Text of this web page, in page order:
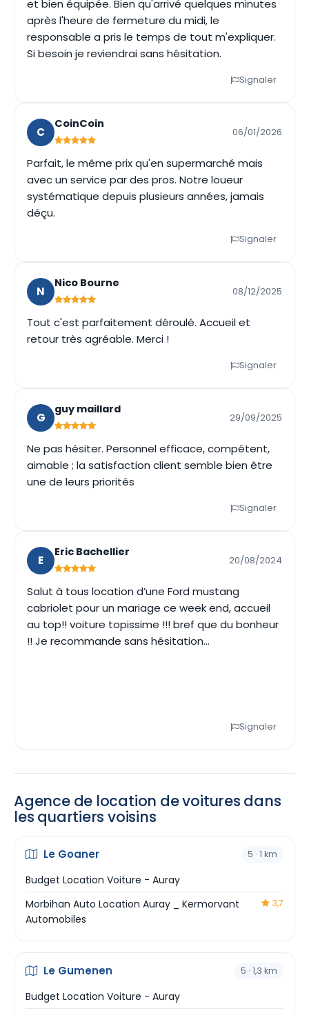
et bien équipée. Bien qu'arrivé quelques minutes
après l'heure de fermeture du midi, le
responsable a pris le temps de tout m'expliquer.
Si besoin je reviendrai sans hésitation.
Signaler
C
CoinCoin
06/01/2026
Parfait, le même prix qu'en supermarché mais
avec un service par des pros. Notre loueur
systématique depuis plusieurs années, jamais
déçu.
Signaler
N
Nico Bourne
08/12/2025
Tout c'est parfaitement déroulé. Accueil et
retour très agréable. Merci !
Signaler
G
guy maillard
29/09/2025
Ne pas hésiter. Personnel efficace, compétent,
aimable ; la satisfaction client semble bien être
une de leurs priorités
Signaler
E
Eric Bachellier
20/08/2024
Salut à tous location d’une Ford mustang
cabriolet pour un mariage ce week end, accueil
au top!! voiture topissime !!! bref que du bonheur
!! Je recommande sans hésitation…
Signaler
Agence de location de voitures dans
les quartiers voisins
Le Goaner 5 · 1 km
Budget Location Voiture - Auray
Morbihan Auto Location Auray _ Kermorvant
Automobiles
3,7
Le Gumenen 5 · 1,3 km
Budget Location Voiture - Auray